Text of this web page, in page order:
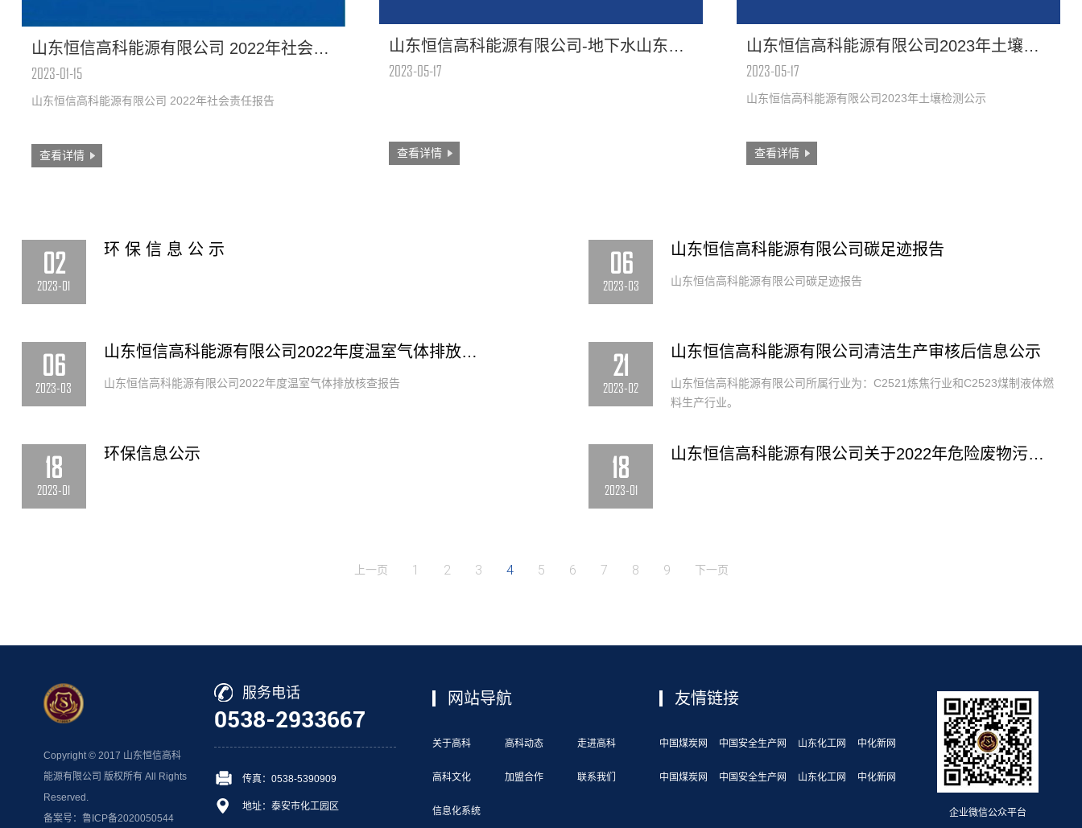
山东恒信高科能源有限公司 2022年社会责任报告
2023-01-15
山东恒信高科能源有限公司 2022年社会责任报告
查看详情
山东恒信高科能源有限公司-地下水山东恒信高科2023年半年地下水（枯水期）
2023-05-17
查看详情
山东恒信高科能源有限公司2023年土壤检测公示
2023-05-17
山东恒信高科能源有限公司2023年土壤检测公示
查看详情
02
2023-01
环 保 信 息 公 示 06
2023-03
山东恒信高科能源有限公司碳足迹报告
山东恒信高科能源有限公司碳足迹报告
06
2023-03
山东恒信高科能源有限公司2022年度温室气体排放核查报告
山东恒信高科能源有限公司2022年度温室气体排放核查报告
21
2023-02
山东恒信高科能源有限公司清洁生产审核后信息公示
山东恒信高科能源有限公司所属行业为：C2521炼焦行业和C2523煤制液体燃
料生产行业。
18
2023-01
环保信息公示 18
2023-01
山东恒信高科能源有限公司关于2022年危险废物污染防治责任信息公告
上一页 1 2 3 4 5 6 7 8 9 下一页
Copyright © 2017 山东恒信高科
能源有限公司 版权所有 All Rights
Reserved.
备案号：鲁ICP备2020050544
服务电话
0538-2933667
传真：0538-5390909
地址：泰安市化工园区
网站导航
关于高科 高科动态 走进高科
高科文化 加盟合作 联系我们
信息化系统
友情链接
中国煤炭网 中国安全生产网 山东化工网 中化新网
中国煤炭网 中国安全生产网 山东化工网 中化新网
企业微信公众平台